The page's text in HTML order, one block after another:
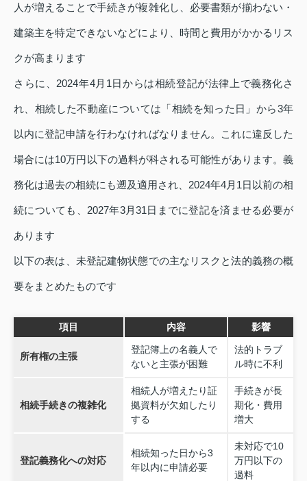
人が増えることで手続きが複雑化し、必要書類が揃わない・
建築主を特定できないなどにより、時間と費用がかかるリス
クが高まります
さらに、2024年4月1日からは相続登記が法律上で義務化さ
れ、相続した不動産については「相続を知った日」から3年
以内に登記申請を行わなければなりません。これに違反した
場合には10万円以下の過料が科される可能性があります。義
務化は過去の相続にも遡及適用され、2024年4月1日以前の相
続についても、2027年3月31日までに登記を済ませる必要が
あります
以下の表は、未登記建物状態での主なリスクと法的義務の概
要をまとめたものです
項目 内容 影響
所有権の主張
登記簿上の名義人で
ないと主張が困難
法的トラブ
ル時に不利
相続手続きの複雑化
相続人が増えたり証
拠資料が欠如したり
する
手続きが長
期化・費用
増大
登記義務化への対応
相続知った日から3
年以内に申請必要
未対応で10
万円以下の
過料